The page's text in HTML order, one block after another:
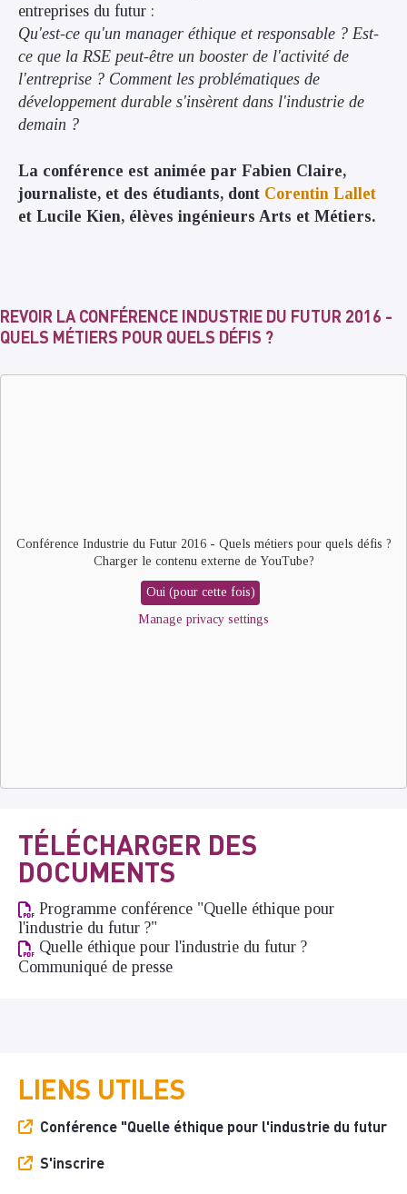
entreprises du futur :
Qu'est-ce qu'un manager éthique et responsable ? Est-
ce que la RSE peut-être un booster de l'activité de
l'entreprise ? Comment les problématiques de
développement durable s'insèrent dans l'industrie de
demain ?
La conférence est animée par Fabien Claire,
journaliste, et des étudiants, dont Corentin Lallet
et Lucile Kien, élèves ingénieurs Arts et Métiers.
REVOIR LA CONFÉRENCE INDUSTRIE DU FUTUR 2016 -
QUELS MÉTIERS POUR QUELS DÉFIS ?
Remote
Conférence Industrie du Futur 2016 - Quels métiers pour quels défis ?
Charger le contenu externe de YouTube?
Oui (pour cette fois)
Manage privacy settings
TÉLÉCHARGER DES
DOCUMENTS
Programme conférence "Quelle éthique pour
l'industrie du futur ?"
Quelle éthique pour l'industrie du futur ?
Communiqué de presse
LIENS UTILES
Conférence "Quelle éthique pour l'industrie du futur
S'inscrire